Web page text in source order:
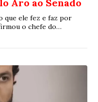
Aro ao Senado
que ele fez e faz por
o chefe do